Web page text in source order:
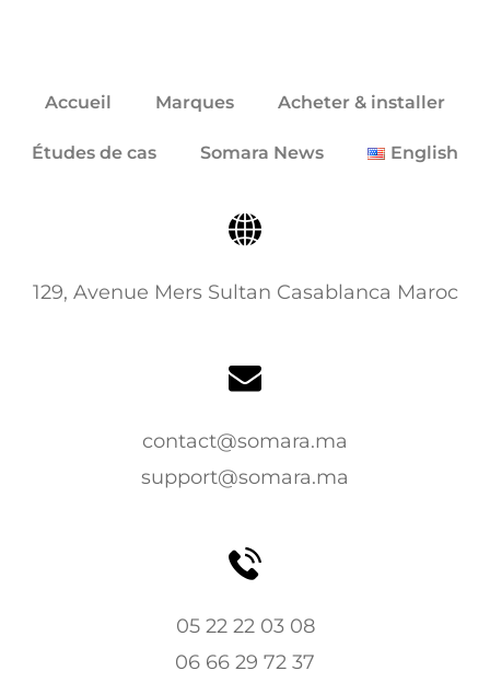
Accueil Marques Acheter & installer
Études de cas Somara News English
129, Avenue Mers Sultan Casablanca Maroc
contact@somara.ma
support@somara.ma
05 22 22 03 08
06 66 29 72 37